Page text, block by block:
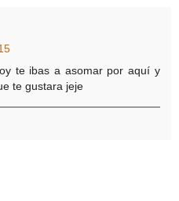
te ibas a asomar por aquí y
te gustara jeje